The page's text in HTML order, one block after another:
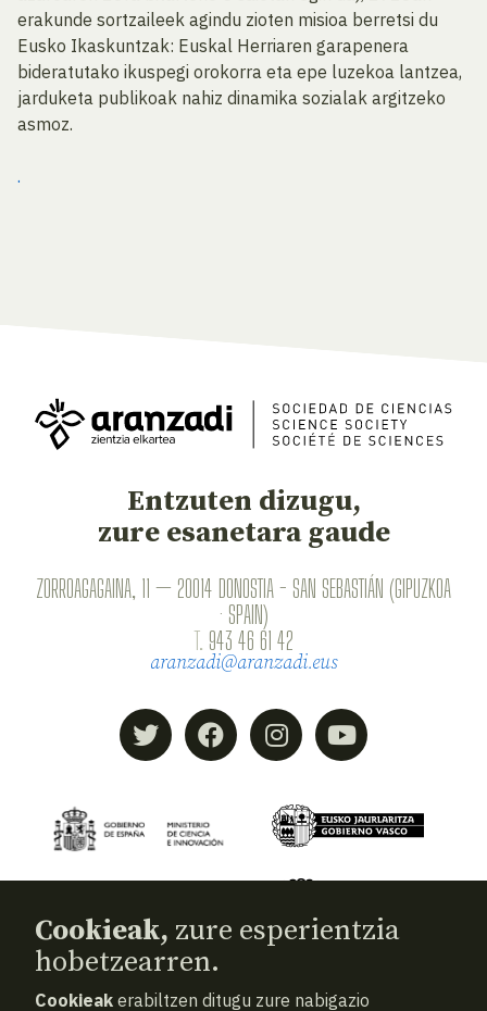
erakunde sortzaileek agindu zioten misioa berretsi du
Eusko Ikaskuntzak: Euskal Herriaren garapenera
bideratutako ikuspegi orokorra eta epe luzekoa lantzea,
jarduketa publikoak nahiz dinamika sozialak argitzeko
asmoz.
.
Entzuten dizugu,
zure esanetara gaude
ZORROAGAGAINA, 11 — 20014 DONOSTIA - SAN SEBASTIÁN (GIPUZKOA
· SPAIN)
T. 943 46 61 42
aranzadi@aranzadi.eus
Cookieak, zure esperientzia
hobetzearren.
Cookieak erabiltzen ditugu zure nabigazio